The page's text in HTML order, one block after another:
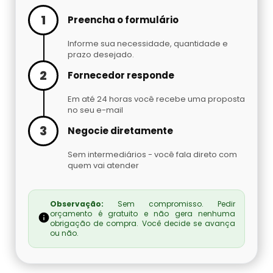
Argônio Líquido
Nitrogênio Líquido Preço
Cilindro De Gás Carbônico Para Chopp
Gás Hélio Comprar
Cilindro De Gás Para Chopeira Preço
Tocha Mig Mag
Cilindro De Gás Para Chopp
Gases Especiais
Gás Carbônico Líquido
Cilindro De Oxigênio Hospitalar Para Alugar
Cilindro De Oxigenio Medicinal 50 Litros
Cilindro De Oxigênio Para Inalação
Cilindro De Oxigênio Para Inalação Preço
Cilindro Oxigenio Medicinal 3 Litros
Cilindro Oxigenio Medicinal Preço
Preço De Cilindro De Oxigênio Medicinal
Preço De Cilindro De Oxigênio
Preço Cilindro De Oxigênio Hospitalar
1 Preencha o formulário
Informe sua necessidade, quantidade e
prazo desejado.
2 Fornecedor responde
Em até 24 horas você recebe uma proposta
no seu e-mail
3 Negocie diretamente
Sem intermediários - você fala direto com
quem vai atender
Observação: Sem compromisso. Pedir
orçamento é gratuito e não gera nenhuma
obrigação de compra. Você decide se avança
ou não.